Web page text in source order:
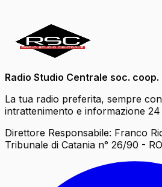
Radio Studio Centrale soc. coop.
La tua radio preferita, sempre
intrattenimento e informazione
Direttore Responsabile: Franco
Tribunale di Catania n° 26/90 -